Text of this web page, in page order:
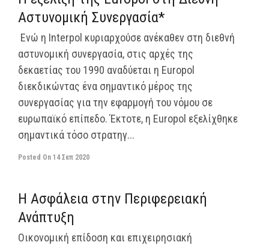
Αστυνομική Συνεργασία*
Ενώ η Interpol κυριαρχούσε ανέκαθεν στη διεθνή
αστυνομική συνεργασία, στις αρχές της
δεκαετίας του 1990 αναδύεται η Europol
διεκδικώντας ένα σημαντικό μέρος της
συνεργασίας για την εφαρμογή του νόμου σε
ευρωπαϊκό επίπεδο. Έκτοτε, η Europol εξελίχθηκε
σημαντικά τόσο στρατηγ...
Posted On 14 Σεπ 2020
Η Ασφάλεια στην Περιφερειακή
Ανάπτυξη
Οικονομική επίδοση και επιχειρησιακή